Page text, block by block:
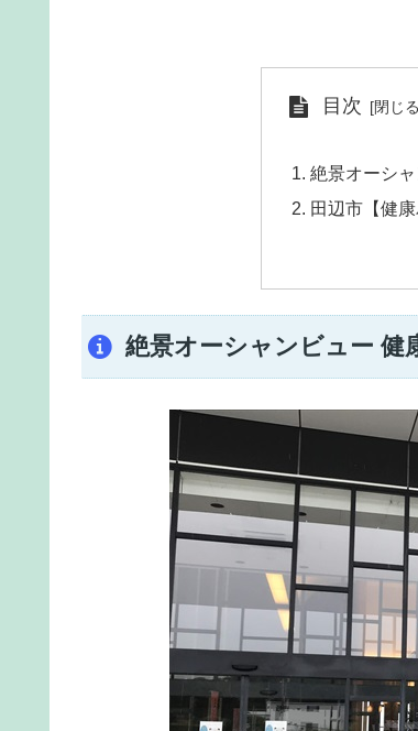
目次
絶景オーシ
田辺市【健
絶景オーシャンビュー 健